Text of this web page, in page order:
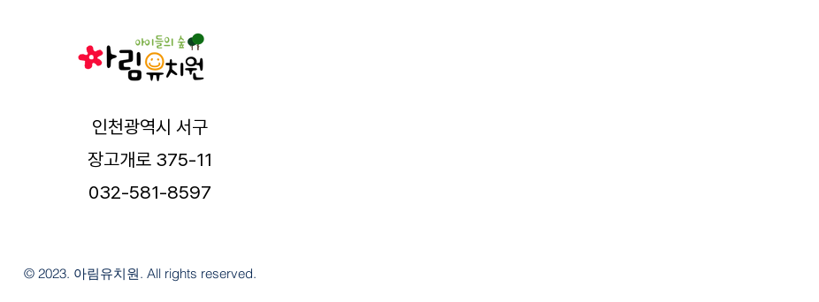
인천광역시 서구
장고개로 375-11
032-581-8597
© 2023. 아림유치원. All rights reserved.